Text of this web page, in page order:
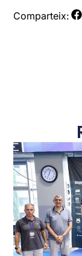
Comparteix: